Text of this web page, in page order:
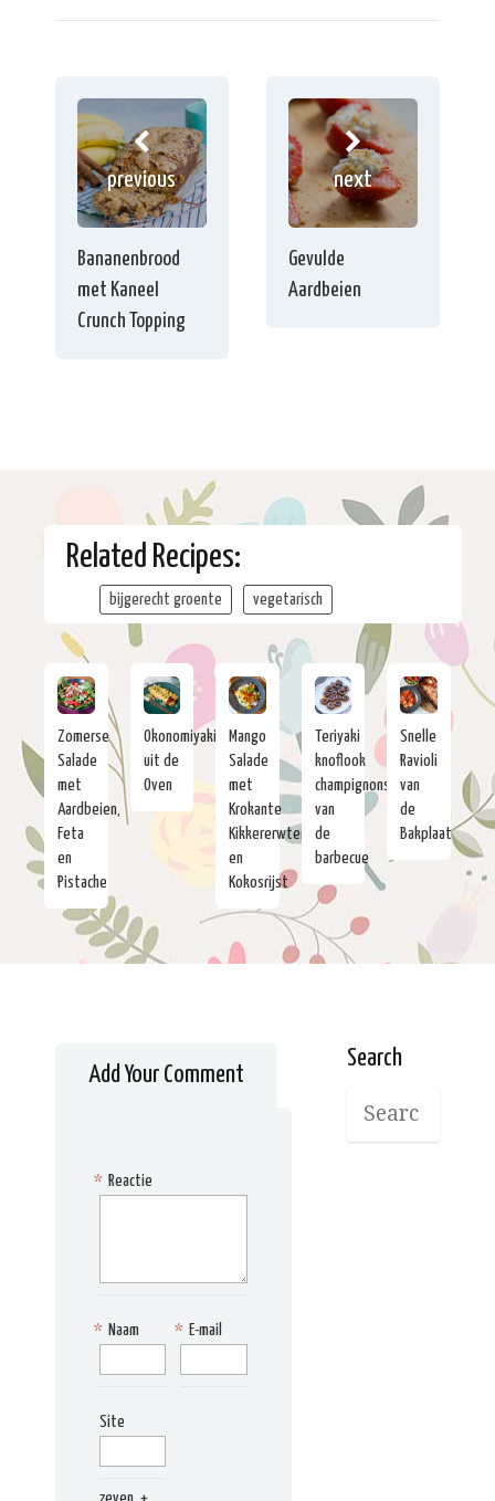
previous
Bananenbrood
met Kaneel
Crunch Topping
next
Gevulde
Aardbeien
Related Recipes:
bijgerecht groente vegetarisch
Zomerse
Salade
met
Aardbeien,
Feta
en
Pistache
Okonomiyaki
uit de
Oven
Mango
Salade
met
Krokante
Kikkererwten
en
Kokosrijst
Teriyaki
knoflook
champignons
van
de
barbecue
Snelle
Ravioli
van
de
Bakplaat
Add Your Comment
Reactie
*
Naam
* E-mail
*
Site
Search